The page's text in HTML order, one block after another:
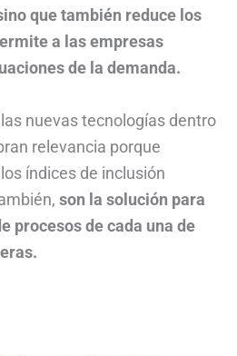
que también reduce los
a las empresas
de la demanda.
nuevas tecnologías dentro
relevancia porque
índices de inclusión
son la solución para
procesos de cada una de